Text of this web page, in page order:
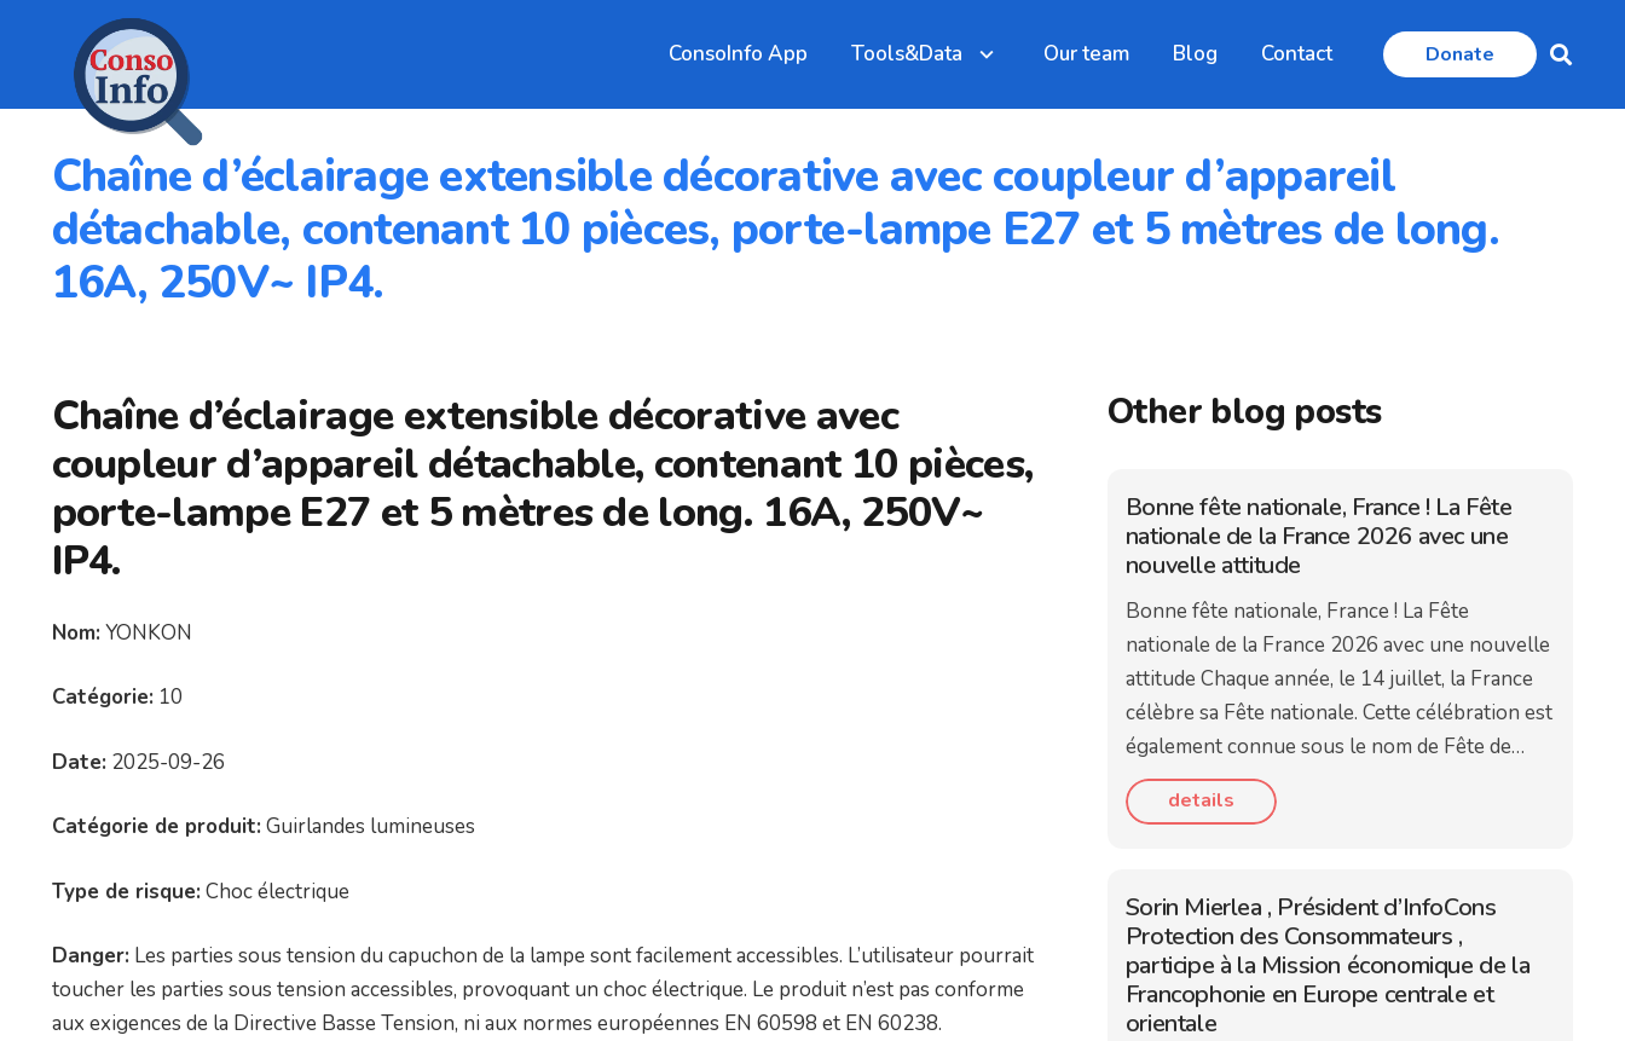
ConsoInfo App Tools&Data Our team Blog Contact Donate
Chaîne d’éclairage extensible décorative avec coupleur d’appareil
détachable, contenant 10 pièces, porte-lampe E27 et 5 mètres de long.
16A, 250V~ IP4.
Chaîne d’éclairage extensible décorative avec
coupleur d’appareil détachable, contenant 10 pièces,
porte-lampe E27 et 5 mètres de long. 16A, 250V~
IP4.
Nom: YONKON
Catégorie: 10
Date: 2025-09-26
Catégorie de produit: Guirlandes lumineuses
Type de risque: Choc électrique
Danger: Les parties sous tension du capuchon de la lampe sont facilement accessibles. L’utilisateur pourrait
toucher les parties sous tension accessibles, provoquant un choc électrique. Le produit n’est pas conforme
aux exigences de la Directive Basse Tension, ni aux normes européennes EN 60598 et EN 60238.
Other blog posts
Bonne fête nationale, France ! La Fête
nationale de la France 2026 avec une
nouvelle attitude
Bonne fête nationale, France ! La Fête
nationale de la France 2026 avec une nouvelle
attitude Chaque année, le 14 juillet, la France
célèbre sa Fête nationale. Cette célébration est
également connue sous le nom de Fête de…
details
Sorin Mierlea , Président d’InfoCons
Protection des Consommateurs ,
participe à la Mission économique de la
Francophonie en Europe centrale et
orientale